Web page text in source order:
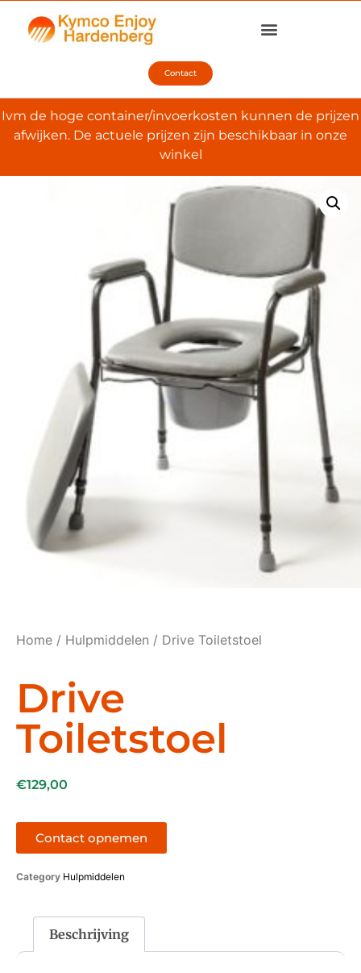
Contact
Ivm de hoge container/invoerkosten kunnen de prijzen
afwijken. De actuele prijzen zijn beschikbaar in onze
winkel
Home / Hulpmiddelen / Drive Toiletstoel
Drive
Toiletstoel
€129,00
Contact opnemen
Category Hulpmiddelen
Beschrijving